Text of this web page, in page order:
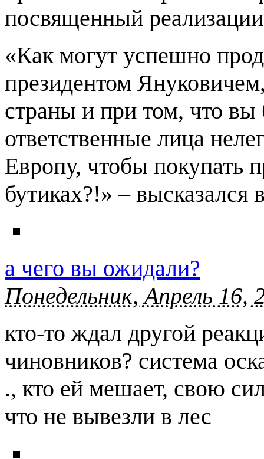
посвященный
«Как могут успешно
президентом
страны и при том, что
ответственные лица
Европу, чтобы покупать
бутиках?!» – высказался
а чего вы ожидали?
Понедельник, Апрель 16,
кто-то ждал другой
чиновников? система
., кто ей мешает, свою
что не вывезли в лес